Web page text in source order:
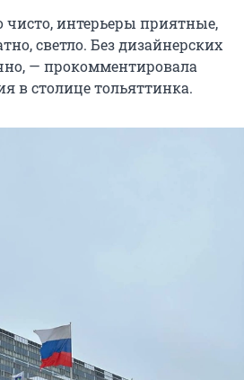
чисто, интерьеры приятные,
светло. Без дизайнерских
— прокомментировала
в столице тольяттинка.